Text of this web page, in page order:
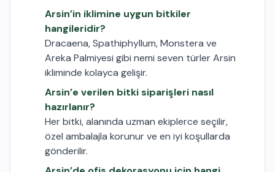
Arsin’in iklimine uygun bitkiler
hangileridir?
Dracaena, Spathiphyllum, Monstera ve
Areka Palmiyesi gibi nemi seven türler Arsin
ikliminde kolayca gelişir.
Arsin’e verilen bitki siparişleri nasıl
hazırlanır?
Her bitki, alanında uzman ekiplerce seçilir,
özel ambalajla korunur ve en iyi koşullarda
gönderilir.